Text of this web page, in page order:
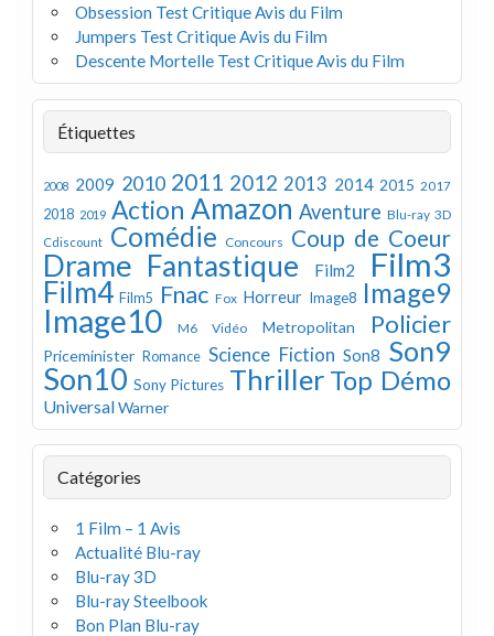
Obsession Test Critique Avis du Film
Jumpers Test Critique Avis du Film
Descente Mortelle Test Critique Avis du Film
Étiquettes
2008 2009 2010 2011 2012 2013 2014 2015 2017
2018 2019 Action Amazon Aventure Blu-ray 3D
Cdiscount Comédie Concours Coup de Coeur
Drame Fantastique Film2 Film3
Film4 Film5 Fnac Fox Horreur Image8 Image9
Image10 M6 Vidéo Metropolitan Policier
Priceminister Romance Science Fiction Son8 Son9
Son10 Sony Pictures Thriller Top Démo
UniversalWarner
Catégories
1 Film – 1 Avis
Actualité Blu-ray
Blu-ray 3D
Blu-ray Steelbook
Bon Plan Blu-ray